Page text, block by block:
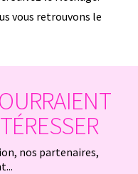
vous retrouvons le
nos partenaires,